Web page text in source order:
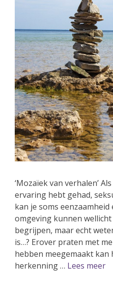
‘Mozaïek van verhalen’
ervaring hebt gehad,
kan je soms
omgeving kunnen
begrijpen, maar echt
is…? Erover praten met
hebben meegemaakt kan
herkenning … Lees meer